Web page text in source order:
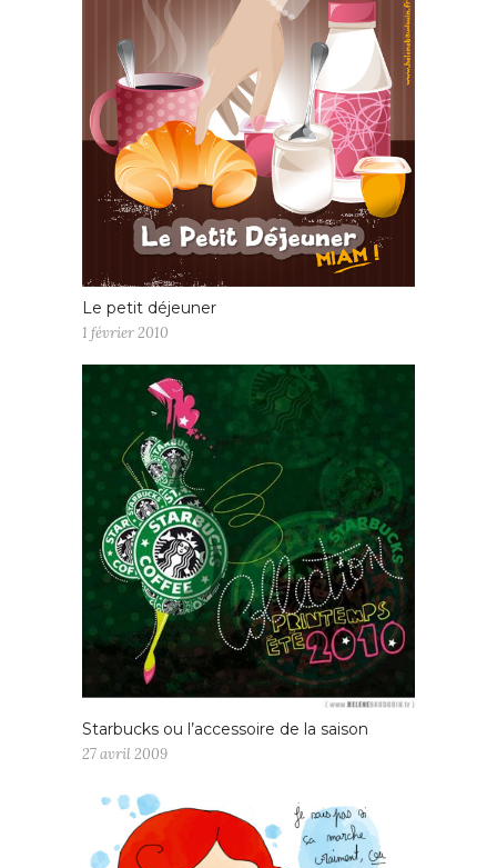
Le petit déjeuner
1 février 2010
Starbucks ou l’accessoire de la saison
27 avril 2009